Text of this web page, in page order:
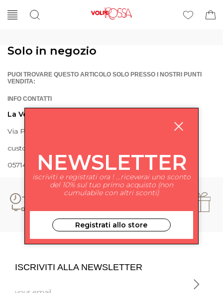
Solo in negozio
PUOI TROVARE QUESTO ARTICOLO SOLO PRESSO I NOSTRI PUNTI
VENDITA:
INFO CONTATTI
La Volpe Rossa
Via Piave 27 56024 Ponte a Egola
customercare@lavolperossa.it
0571498228
ISCRIVITI ALLA NEWSLETTER
NEWSLETTER
iscriviti e registrati ora ! ...riceverai uno sconto
del 10% sul tuo primo acquisto (non
cumulabile con altri sconti)
Registrati allo store